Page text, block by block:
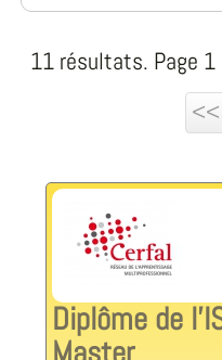
11 résultats. Page
<<
Diplôme de